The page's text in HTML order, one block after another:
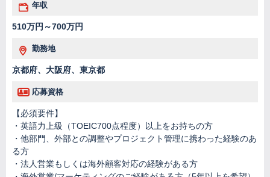
年収
510万円～700万円
勤務地
京都府、大阪府、東京都
応募資格
【必須要件】
・英語力上級（TOEIC700点程度）以上をお持ちの方
・他部門、外部との調整やプロジェクト管理に携わった経験のあ
る方
・法人営業もしくは海外顧客対応の経験がある方